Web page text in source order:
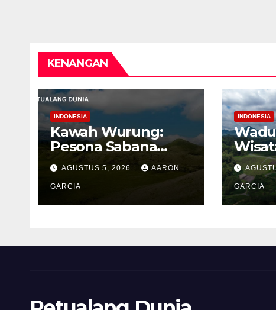
KENANGAN
INDONESIA
Kawah Wurung:
Pesona Sabana
Hijau di Tengah
Pegunungan
Bondowoso
AGUSTUS 5, 2026 AARON
GARCIA
INDONESIA
GARCIA